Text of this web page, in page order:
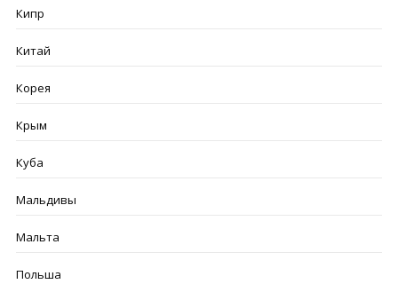
Кипр
Китай
Корея
Крым
Куба
Мальдивы
Мальта
Польша